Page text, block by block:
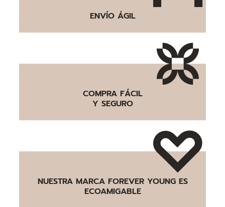
ENVÍO ÁGIL
COMPRA FÁCIL
Y SEGURO
NUESTRA MARCA FOREVER YOUNG ES
ECOAMIGABLE